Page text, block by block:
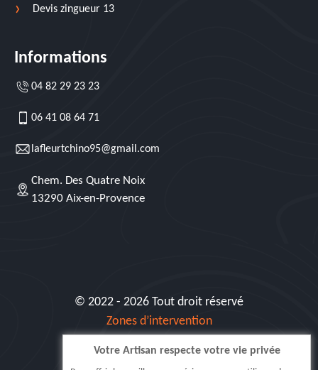
Devis zingueur 13
Informations
04 82 29 23 23
06 41 08 64 71
lafleurtchino95@gmail.com
Chem. Des Quatre Noix
13290 Aix-en-Provence
© 2022 - 2026 Tout droit réservé
Zones d’intervention
Siret: 515 062 404 000 30
Votre Artisan respecte votre vie privée